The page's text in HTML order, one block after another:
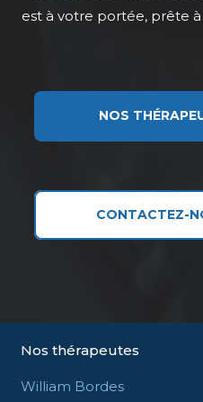
est à votre portée, prête
NOS
CONTACTEZ-
Nos thérapeutes
William Bordes